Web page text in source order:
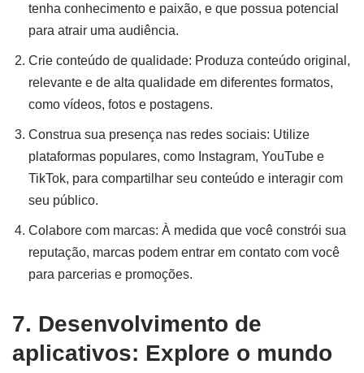
tenha conhecimento e paixão, e que possua potencial
para atrair uma audiência.
Crie conteúdo de qualidade: Produza conteúdo original,
relevante e de alta qualidade em diferentes formatos,
como vídeos, fotos e postagens.
Construa sua presença nas redes sociais: Utilize
plataformas populares, como Instagram, YouTube e
TikTok, para compartilhar seu conteúdo e interagir com
seu público.
Colabore com marcas: À medida que você constrói sua
reputação, marcas podem entrar em contato com você
para parcerias e promoções.
7. Desenvolvimento de
aplicativos: Explore o mundo